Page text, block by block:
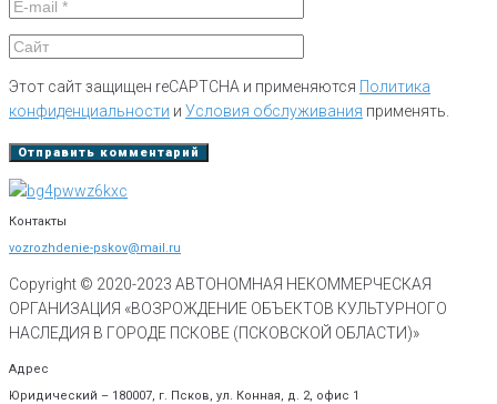
Этот сайт защищен reCAPTCHA и применяются Политика
конфиденциальности и Условия обслуживания применять.
Контакты
vozrozhdenie-pskov@mail.ru
Copyright © 2020-2023 АВТОНОМНАЯ НЕКОММЕРЧЕСКАЯ
ОРГАНИЗАЦИЯ «ВОЗРОЖДЕНИЕ ОБЪЕКТОВ КУЛЬТУРНОГО
НАСЛЕДИЯ В ГОРОДЕ ПСКОВЕ (ПСКОВСКОЙ ОБЛАСТИ)»
Адрес
Юридический – 180007, г. Псков, ул. Конная, д. 2, офис 1